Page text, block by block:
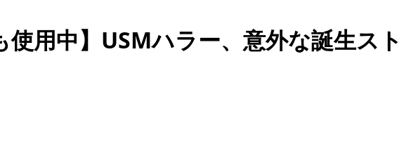
使用中】USMハラー、意外な誕生ス